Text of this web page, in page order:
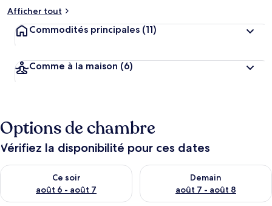
Afficher tout
Commodités principales (11)
Comme à la maison (6)
Options de chambre
Vérifiez la disponibilité pour ces dates
Ce soir
août 6 - août 7
Vérifier la disponibilité pour ce soir août 6 - août 7
Demain
août 7 - août 8
Vérifier la disponibilité pour